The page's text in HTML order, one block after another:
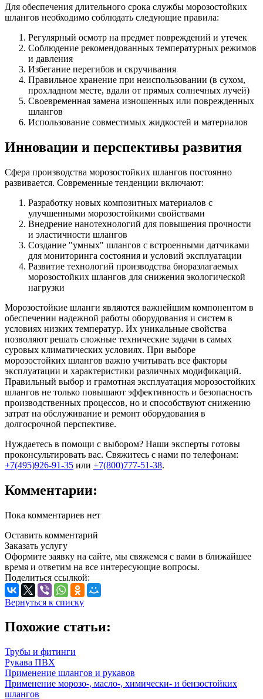
Для обеспечения длительного срока службы морозостойких
шлангов необходимо соблюдать следующие правила:
Регулярный осмотр на предмет повреждений и утечек
Соблюдение рекомендованных температурных режимов
и давления
Избегание перегибов и скручивания
Правильное хранение при неиспользовании (в сухом,
прохладном месте, вдали от прямых солнечных лучей)
Своевременная замена изношенных или поврежденных
шлангов
Использование совместимых жидкостей и материалов
Инновации и перспективы развития
Сфера производства морозостойких шлангов постоянно
развивается. Современные тенденции включают:
Разработку новых композитных материалов с
улучшенными морозостойкими свойствами
Внедрение нанотехнологий для повышения прочности
и эластичности шлангов
Создание "умных" шлангов с встроенными датчиками
для мониторинга состояния и условий эксплуатации
Развитие технологий производства биоразлагаемых
морозостойких шлангов для снижения экологической
нагрузки
Морозостойкие шланги являются важнейшим компонентом в
обеспечении надежной работы оборудования и систем в
условиях низких температур. Их уникальные свойства
позволяют решать сложные технические задачи в самых
суровых климатических условиях. При выборе
морозостойких шлангов важно учитывать все факторы
эксплуатации и характеристики различных модификаций.
Правильный выбор и грамотная эксплуатация морозостойких
шлангов не только повышают эффективность и безопасность
производственных процессов, но и способствуют снижению
затрат на обслуживание и ремонт оборудования в
долгосрочной перспективе.
Нуждаетесь в помощи с выбором? Наши эксперты готовы
проконсультировать вас. Свяжитесь с нами по телефонам:
+7(495)926-91-35 или +7(800)777-51-38.
Комментарии:
Пока комментариев нет
Оставить комментарий
Заказать услугу
Оформите заявку на сайте, мы свяжемся с вами в ближайшее
время и ответим на все интересующие вопросы.
Поделиться ссылкой:
Вернуться к списку
Похожие статьи:
Трубы и фитинги
Рукава ПВХ
Применение шлангов и рукавов
Применение морозо-, масло-, химически- и бензостойких
шлангов